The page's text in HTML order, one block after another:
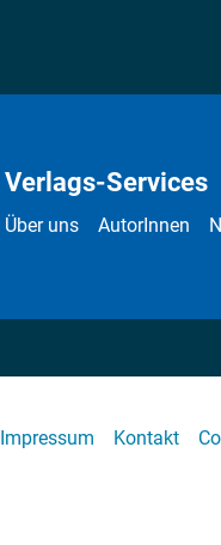
Verlags-Services
Über uns AutorInnen
Impressum Kontakt